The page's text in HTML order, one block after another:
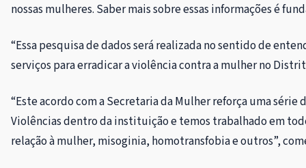
nossas mulheres. Saber mais sobre essas informações é
“Essa pesquisa de dados será realizada no sentido de
serviços para erradicar a violência contra a mulher no
“Este acordo com a Secretaria da Mulher reforça uma
Violências dentro da instituição e temos trabalhado em
relação à mulher, misoginia, homotransfobia e outros”,